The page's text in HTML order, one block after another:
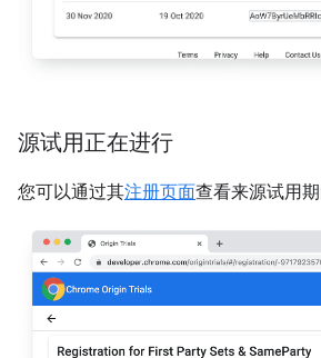
源试用正在进行
您可以通过其注册页面查看来源试用